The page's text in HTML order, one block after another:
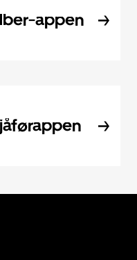
appen